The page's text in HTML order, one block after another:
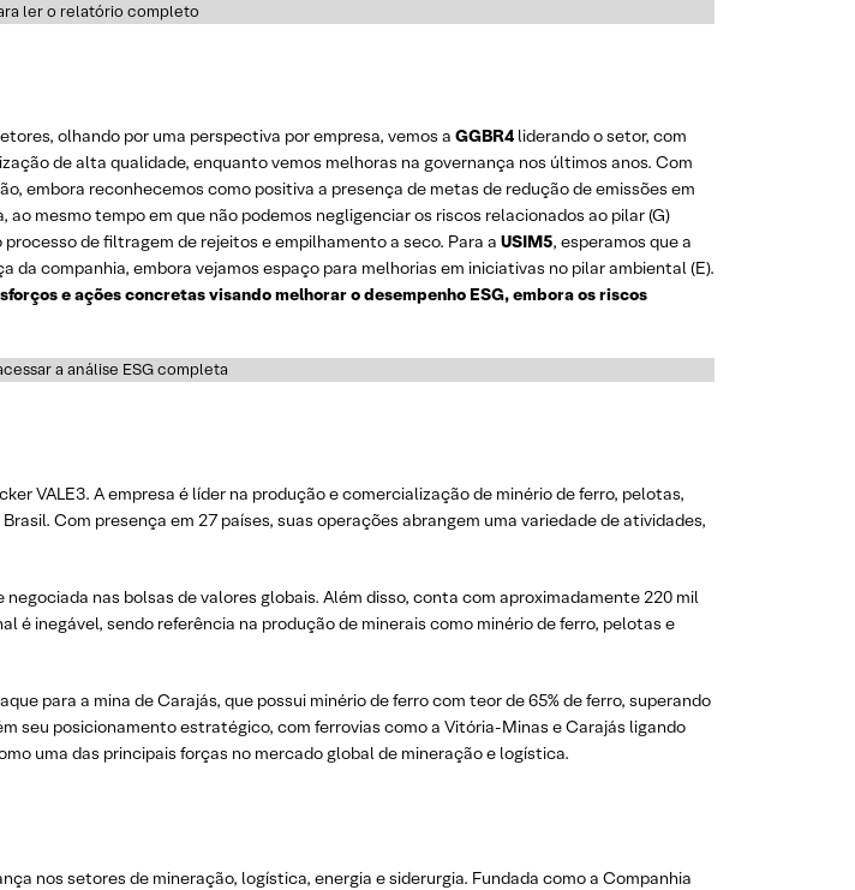
ler o relatório completo
olhando por uma perspectiva por empresa, vemos a GGBR4 liderando o setor, com
de alta qualidade, enquanto vemos melhoras na governança nos últimos anos. Com
embora reconhecemos como positiva a presença de metas de redução de emissões em
mesmo tempo em que não podemos negligenciar os riscos relacionados ao pilar (G)
processo de filtragem de rejeitos e empilhamento a seco. Para a USIM5, esperamos que a
companhia, embora vejamos espaço para melhorias em iniciativas no pilar ambiental (E).
e ações concretas visando melhorar o desempenho ESG, embora os riscos
a análise ESG completa
VALE3. A empresa é líder na produção e comercialização de minério de ferro, pelotas,
Com presença em 27 países, suas operações abrangem uma variedade de atividades,
nas bolsas de valores globais. Além disso, conta com aproximadamente 220 mil
inegável, sendo referência na produção de minerais como minério de ferro, pelotas e
para a mina de Carajás, que possui minério de ferro com teor de 65% de ferro, superando
seu posicionamento estratégico, com ferrovias como a Vitória-Minas e Carajás ligando
uma das principais forças no mercado global de mineração e logística.
nos setores de mineração, logística, energia e siderurgia. Fundada como a Companhia